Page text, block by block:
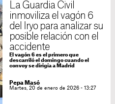
La Guardia Civil
inmoviliza el vagón 6
del Iryo para analizar su
posible relación con el
accidente
El vagón 6 es el primero que
descarriló el domingo cuando el
convoy se dirigía a Madrid
Pepa Masó
Martes, 20 de enero de 2026 - 13:27